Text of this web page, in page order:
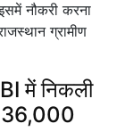
नौकरी करना
ग्रामीण
में निकली
36,000